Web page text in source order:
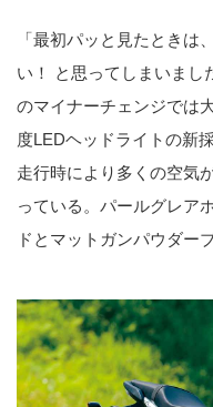
「最初パッと見たときは
い！ と思ってしまいまし
のマイナーチェンジでは
度LEDヘッドライトの新
走行時により多くの空気
っている。パールグレア
ドとマットガンパウダー